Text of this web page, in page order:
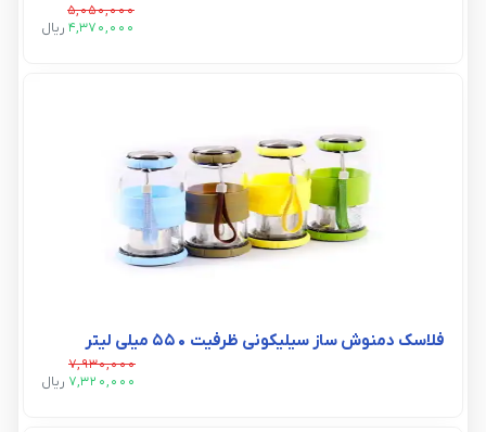
5,050,000
4,370,000 ريال
فلاسک دمنوش ساز سیلیکونی ظرفیت 550 میلی لیتر
7,930,000
7,320,000 ريال